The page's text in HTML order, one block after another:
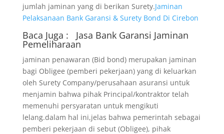
jumlah jaminan yang di berikan Surety.Jaminan
Pelaksanaan Bank Garansi & Surety Bond Di Cirebon
Baca Juga : Jasa Bank Garansi Jaminan
Pemeliharaan
jaminan penawaran (Bid bond) merupakan jaminan
bagi Obligee (pemberi pekerjaan) yang di keluarkan
oleh Surety Company/perusahaan asuransi untuk
menjamin bahwa pihak Principal/kontraktor telah
memenuhi persyaratan untuk mengikuti
lelang.dalam hal ini,jelas bahwa pemerintah sebagai
pemberi pekerjaan di sebut (Obligee), pihak